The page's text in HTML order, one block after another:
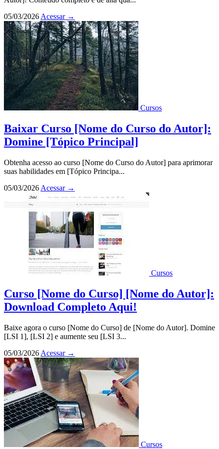
05/03/2026 Acessar →
Cursos
Baixar Curso [Nome do Curso do Autor]:
Domine [Tópico Principal]
Obtenha acesso ao curso [Nome do Curso do Autor] para aprimorar
suas habilidades em [Tópico Principa...
05/03/2026 Acessar →
Cursos
Curso [Nome do Curso] [Nome do Autor]:
Download Completo Aqui!
Baixe agora o curso [Nome do Curso] de [Nome do Autor]. Domine
[LSI 1], [LSI 2] e aumente seu [LSI 3...
05/03/2026 Acessar →
Cursos